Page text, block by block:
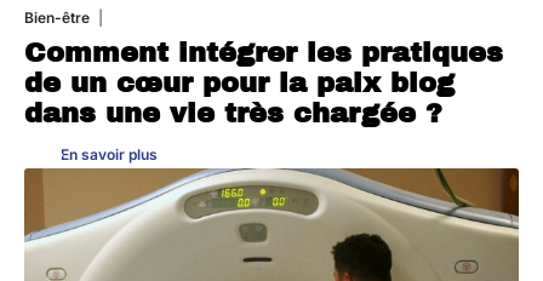
Bien-être
Comment intégrer les pratiques
de un cœur pour la paix blog
dans une vie très chargée ?
En savoir plus